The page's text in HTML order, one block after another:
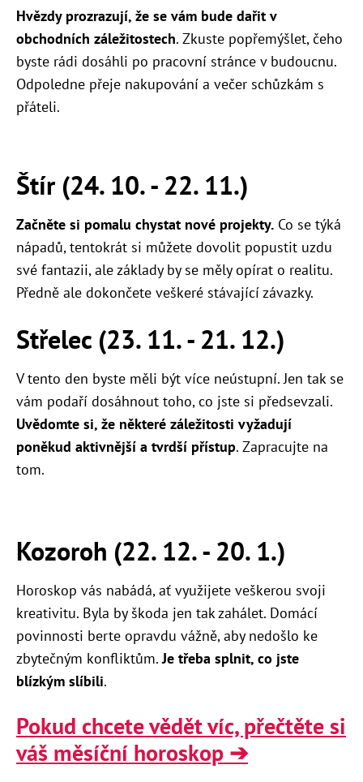
Hvězdy prozrazují, že se vám bude dařit v
obchodních záležitostech. Zkuste popřemýšlet, čeho
byste rádi dosáhli po pracovní stránce v budoucnu.
Odpoledne přeje nakupování a večer schůzkám s
přáteli.
Štír (24. 10. - 22. 11.)
Začněte si pomalu chystat nové projekty. Co se týká
nápadů, tentokrát si můžete dovolit popustit uzdu
své fantazii, ale základy by se měly opírat o realitu.
Předně ale dokončete veškeré stávající závazky.
Střelec (23. 11. - 21. 12.)
V tento den byste měli být více neústupní. Jen tak se
vám podaří dosáhnout toho, co jste si předsevzali.
Uvědomte si, že některé záležitosti vyžadují
poněkud aktivnější a tvrdší přístup. Zapracujte na
tom.
Kozoroh (22. 12. - 20. 1.)
Horoskop vás nabádá, ať využijete veškerou svoji
kreativitu. Byla by škoda jen tak zahálet. Domácí
povinnosti berte opravdu vážně, aby nedošlo ke
zbytečným konfliktům.Je třeba splnit, co jste
blízkým slíbili.
Pokud chcete vědět víc, přečtěte si
váš měsíční horoskop ➔